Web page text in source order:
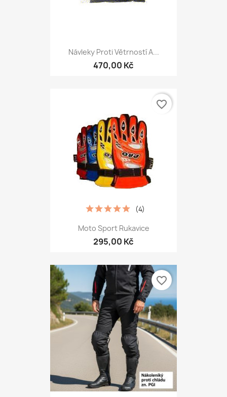
Návleky Proti Větrností A...
470,00 Kč
Moto Sport Rukavice
295,00 Kč
(4)
favorite_border
favorite_border